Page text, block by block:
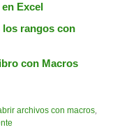
Excel
los rangos con
con Macros
archivos con macros,